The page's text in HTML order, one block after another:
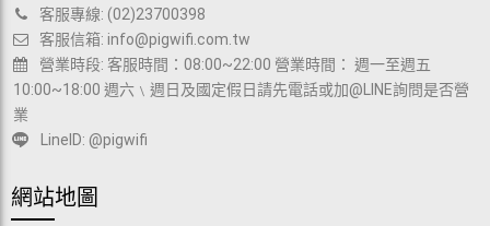
客服專線: (02)23700398
客服信箱: info@pigwifi.com.tw
營業時段: 客服時間：08:00~22:00 營業時間： 週一至週五
10:00~18:00 週六﹨週日及國定假日請先電話或加@LINE詢問是否營
業
LineID: @pigwifi
網站地圖